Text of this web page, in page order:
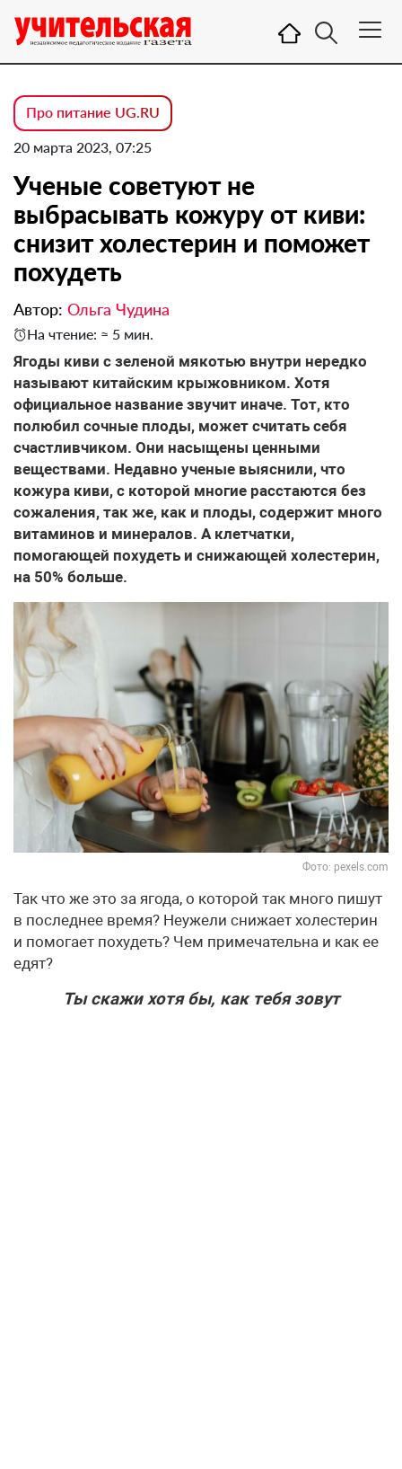
Про питание UG.RU
20 марта 2023, 07:25
Ученые советуют не
выбрасывать кожуру от киви:
снизит холестерин и поможет
похудеть
Автор: Ольга Чудина
На чтение: ≈ 5 мин.
Ягоды киви с зеленой мякотью внутри нередко
называют китайским крыжовником. Хотя
официальное название звучит иначе. Тот, кто
полюбил сочные плоды, может считать себя
счастливчиком. Они насыщены ценными
веществами. Недавно ученые выяснили, что
кожура киви, с которой многие расстаются без
сожаления, так же, как и плоды, содержит много
витаминов и минералов. А клетчатки,
помогающей похудеть и снижающей холестерин,
на 50% больше.
Фото: pexels.com
Так что же это за ягода, о которой так много пишут
в последнее время? Неужели снижает холестерин
и помогает похудеть? Чем примечательна и как ее
едят?
Ты скажи хотя бы, как тебя зовут